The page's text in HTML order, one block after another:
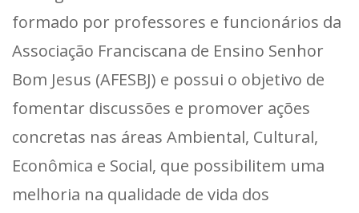
formado por professores e funcionários da
Associação Franciscana de Ensino Senhor
Bom Jesus (AFESBJ) e possui o objetivo de
fomentar discussões e promover ações
concretas nas áreas Ambiental, Cultural,
Econômica e Social, que possibilitem uma
melhoria na qualidade de vida dos